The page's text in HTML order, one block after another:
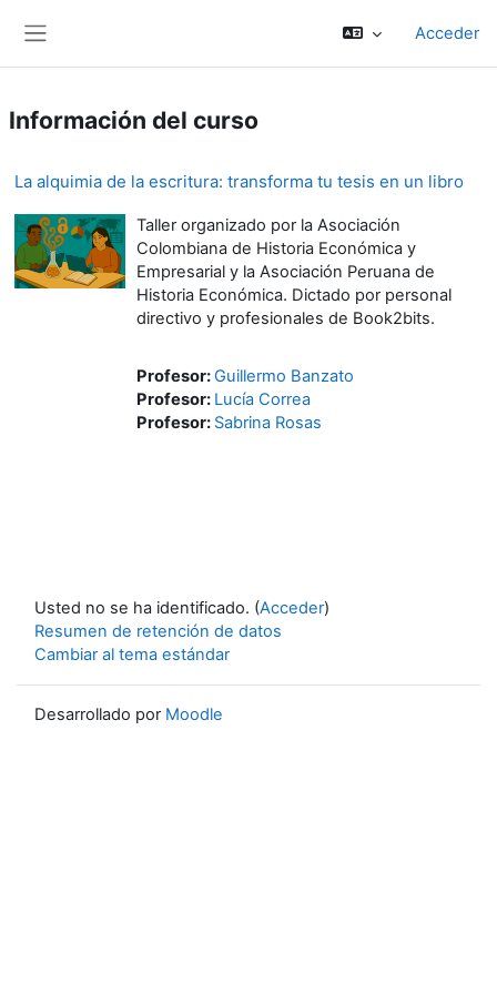
Acceder
Información del curso
La alquimia de la escritura: transforma tu tesis en un libro
Taller organizado por la Asociación
Colombiana de Historia Económica y
Empresarial y la Asociación Peruana de
Historia Económica. Dictado por personal
directivo y profesionales de Book2bits.
Profesor:Guillermo Banzato
Profesor: Lucía Correa
Profesor: Sabrina Rosas
Usted no se ha identificado. (Acceder)
Resumen de retención de datos
Cambiar al tema estándar
Desarrollado por Moodle